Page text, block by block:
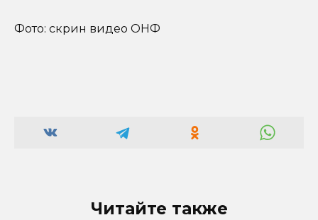
Фото: скрин видео ОНФ
Читайте также